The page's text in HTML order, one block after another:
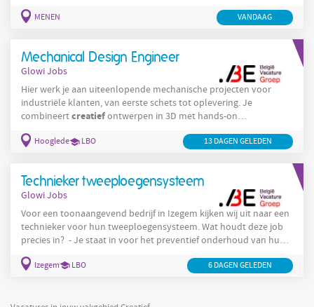
als Technical Graphic Designer te regio Menen iets voor jou! Als
levenscyclus van onze
MENEN VANDAAG
Mechanical Design Engineer
Glowi Jobs
Hier werk je aan uiteenlopende mechanische projecten voor
industriële klanten, van eerste schets tot oplevering. Je
combineertcreatiefontwerpen in 3D met hands-on
time groeien tot performante installaties. Wat ga je doen? Het
om een vlotte doorstroom naar productie te
Hooglede LBO 13 DAGEN GELEDEN
Technieker tweeploegensysteem
Glowi Jobs
Voor een toonaangevend bedrijf in Izegem kijken wij uit naar een
technieker voor hun tweeploegensysteem. Wat houdt deze job
precies in? - Je staat in voor het preventief onderhoud van hun
geautomatiseerde machines en doet de nodige interventies bij
defecten in de productie op vlak van het elektrische en
Izegem LBO 6 DAGEN GELEDEN